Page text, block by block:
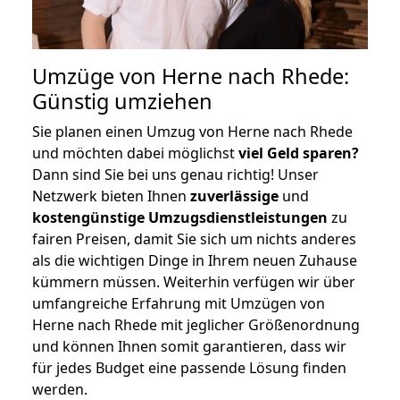
Umzüge von Herne nach Rhede:
Günstig umziehen
Sie planen einen Umzug von Herne nach Rhede
und möchten dabei möglichstviel Geld sparen?
Dann sind Sie bei uns genau richtig! Unser
Netzwerk bieten Ihnen zuverlässige und
kostengünstige Umzugsdienstleistungen zu
fairen Preisen, damit Sie sich um nichts anderes
als die wichtigen Dinge in Ihrem neuen Zuhause
kümmern müssen. Weiterhin verfügen wir über
umfangreiche Erfahrung mit Umzügen von
Herne nach Rhede mit jeglicher Größenordnung
und können Ihnen somit garantieren, dass wir
für jedes Budget eine passende Lösung finden
werden.